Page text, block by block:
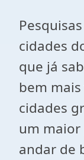
cidades
que já
bem
cidades
um maior
andar de